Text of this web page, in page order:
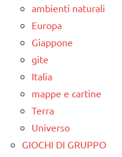
ambienti naturali
Europa
Giappone
gite
Italia
mappe e cartine
Terra
Universo
GIOCHI DI GRUPPO